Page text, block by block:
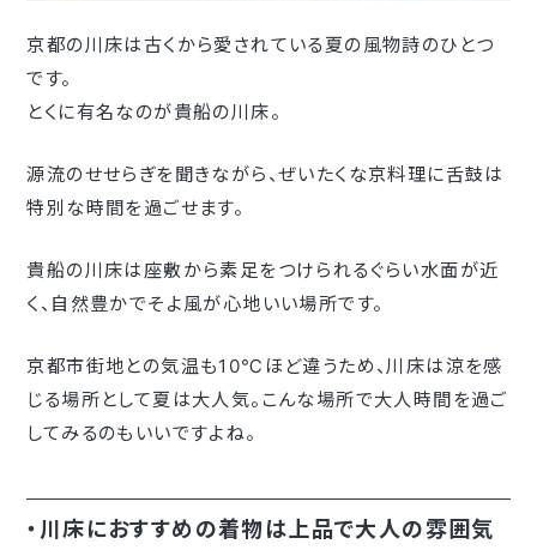
京都の川床は古くから愛されている夏の風物詩のひとつ
です。
とくに有名なのが貴船の川床。
源流のせせらぎを聞きながら、ぜいたくな京料理に舌鼓は
特別な時間を過ごせます。
貴船の川床は座敷から素足をつけられるぐらい水面が近
く、自然豊かでそよ風が心地いい場所です。
京都市街地との気温も10℃ほど違うため、川床は涼を感
じる場所として夏は大人気。こんな場所で大人時間を過ご
してみるのもいいですよね。
・川床におすすめの着物は上品で大人の雰囲気